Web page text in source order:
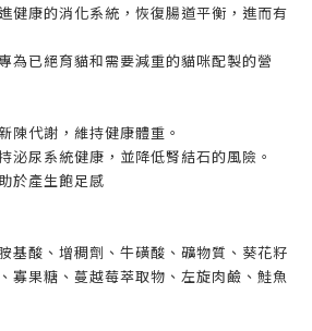
健康的消化系統，恢復腸道平衡，進而有
為已絕育貓和需要減重的貓咪配製的營
陳代謝，維持健康體重。
泌尿系統健康，並降低腎結石的風險。
於產生飽足感
基酸、增稠劑、牛磺酸、礦物質、葵花籽
寡果糖、蔓越莓萃取物、左旋肉鹼、鮭魚